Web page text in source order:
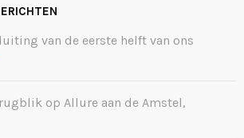
van de eerste helft van ons
op Allure aan de Amstel,